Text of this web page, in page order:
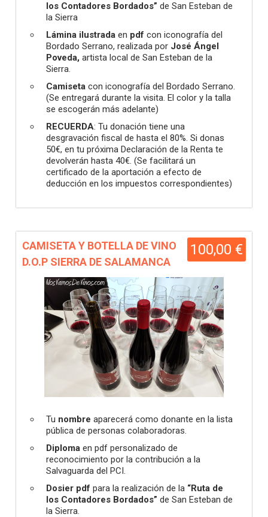
los Contadores Bordados” de San Esteban de
la Sierra
Lámina ilustrada en pdf con iconografía del
Bordado Serrano, realizada por José Ángel
Poveda, artista local de San Esteban de la
Sierra.
Camiseta con iconografía del Bordado Serrano.
(Se entregará durante la visita. El color y la talla
se escogerán más adelante)
RECUERDA: Tu donación tiene una
desgravación fiscal de hasta el 80%. Si donas
50€, en tu próxima Declaración de la Renta te
devolverán hasta 40€. (Se facilitará un
certificado de la aportación a efecto de
deducción en los impuestos correspondientes)
100,00 €
CAMISETA Y BOTELLA DE VINO
D.O.P SIERRA DE SALAMANCA
Tu nombre aparecerá como donante en la lista
pública de personas colaboradoras.
Diploma en pdf personalizado de
reconocimiento por la contribución a la
Salvaguarda del PCI.
Dosier pdf para la realización de la “Ruta de
los Contadores Bordados” de San Esteban de
la Sierra.